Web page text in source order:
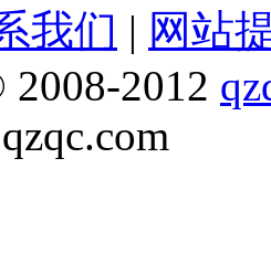
我们 | 网站
2012